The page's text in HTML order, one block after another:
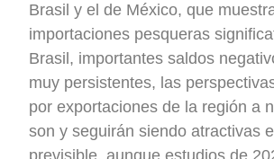
Brasil y el de México, que
importaciones pesqueras
Brasil, importantes saldos
muy persistentes, las
por exportaciones de la región a
son y seguirán siendo atractivas